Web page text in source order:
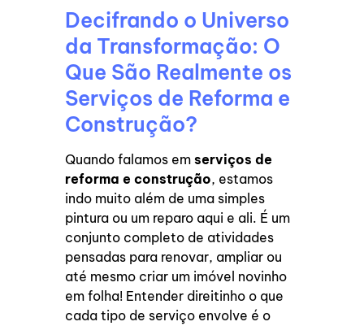
Decifrando o Universo
da Transformação: O
Que São Realmente os
Serviços de Reforma e
Construção?
Quando falamos emserviços de
reforma e construção, estamos
indo muito além de uma simples
pintura ou um reparo aqui e ali. É um
conjunto completo de atividades
pensadas para renovar, ampliar ou
até mesmo criar um imóvel novinho
em folha! Entender direitinho o que
cada tipo de serviço envolve é o